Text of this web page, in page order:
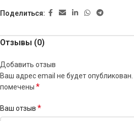
Поделиться:
Отзывы (0)
Добавить отзыв
Ваш адрес email не будет опубликован.
помечены *
Ваш отзыв *